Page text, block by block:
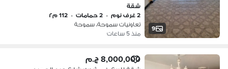
9
شقة
2 غرف نوم
• 2 حمامات • 112 م٢
تعاونيات سموحة، سموحة
منذ 5 ساعات
8,000,000 ج.م